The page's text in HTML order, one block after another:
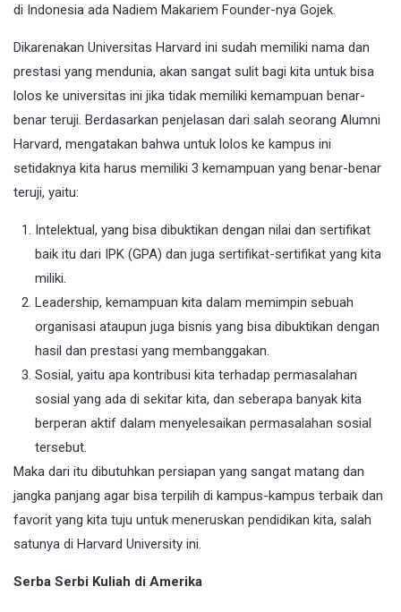
di Indonesia ada Nadiem Makariem Founder-nya Gojek.
Dikarenakan Universitas Harvard ini sudah memiliki nama dan
prestasi yang mendunia, akan sangat sulit bagi kita untuk bisa
lolos ke universitas ini jika tidak memiliki kemampuan benar-
benar teruji. Berdasarkan penjelasan dari salah seorang Alumni
Harvard, mengatakan bahwa untuk lolos ke kampus ini
setidaknya kita harus memiliki 3 kemampuan yang benar-benar
teruji, yaitu:
Intelektual, yang bisa dibuktikan dengan nilai dan sertifikat
baik itu dari IPK (GPA) dan juga sertifikat-sertifikat yang kita
miliki.
Leadership, kemampuan kita dalam memimpin sebuah
organisasi ataupun juga bisnis yang bisa dibuktikan dengan
hasil dan prestasi yang membanggakan.
Sosial, yaitu apa kontribusi kita terhadap permasalahan
sosial yang ada di sekitar kita, dan seberapa banyak kita
berperan aktif dalam menyelesaikan permasalahan sosial
tersebut.
Maka dari itu dibutuhkan persiapan yang sangat matang dan
jangka panjang agar bisa terpilih di kampus-kampus terbaik dan
favorit yang kita tuju untuk meneruskan pendidikan kita, salah
satunya di Harvard University ini.
Serba Serbi Kuliah di Amerika